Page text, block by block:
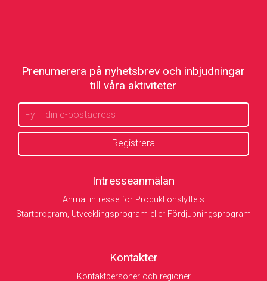
Prenumerera på nyhetsbrev och inbjudningar
till våra aktiviteter
Intresseanmälan
Anmäl intresse för Produktionslyftets
Startprogram, Utvecklingsprogram eller Fördjupningsprogram
Kontakter
Kontaktpersoner och regioner